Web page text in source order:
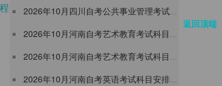
2026年10月四川自考公共事业管理考试科目安排表（W120401）
2026年10月河南自考艺术教育考试科目安排表（050410专升本）
2026年10月河南自考艺术教育考试科目安排表（050408专升本）
2026年10月河南自考英语考试科目安排表（050206专升本）
返回顶端